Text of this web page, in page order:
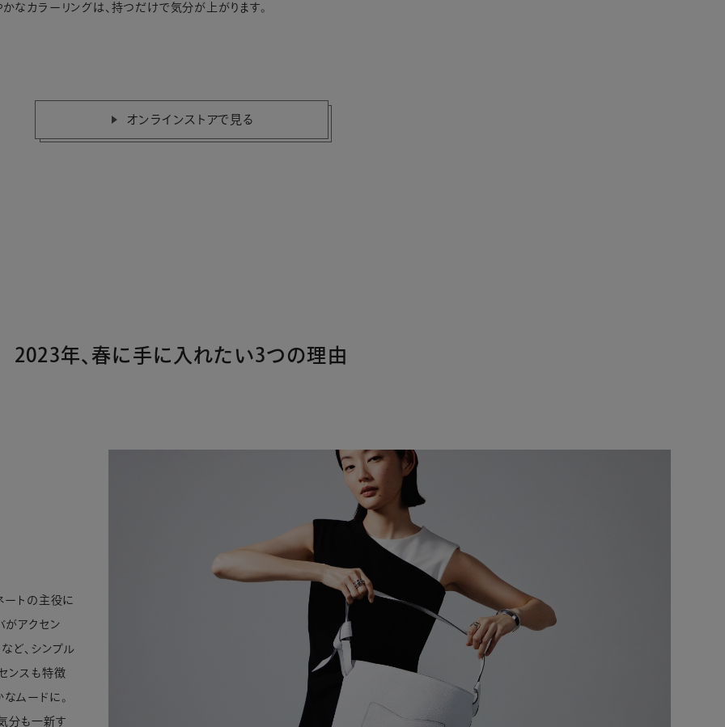
なカラーリングは、持つだけで気分が上がります。
オンラインストアで見る
2023年、春に手に入れたい3つの理由
ートの主役に
がアクセン
ど、シンプル
ンスも特徴
ムードに。
分も一新す